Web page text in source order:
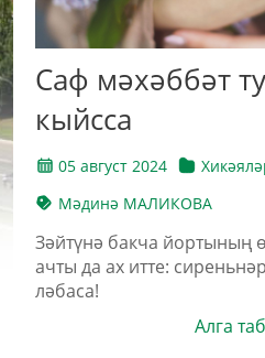
Саф мәхәббәт
кыйсса
05 август 2024
Мәдинә МАЛИКОВА
Зәйтүнә бакча йортының
ачты да ах итте:
ләбаса!
Алга